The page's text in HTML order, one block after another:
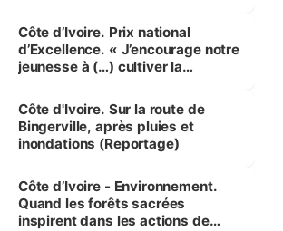
Côte d’Ivoire. Prix national
d’Excellence. « J’encourage notre
jeunesse à (…) cultiver la
(Alassane Ouattara
Côte d'Ivoire. Sur la route de
Bingerville, après pluies et
inondations (Reportage)
Côte d’Ivoire - Environnement.
Quand les forêts sacrées
inspirent dans les actions de